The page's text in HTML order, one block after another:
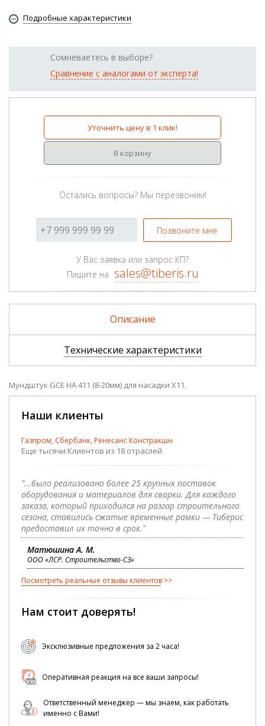
Подробные характеристики
Сомневаетесь в выборе?
Сравнение с аналогами от эксперта!
Уточнить цену в 1 клик!
В корзину
Остались вопросы? Мы перезвоним!
Позвоните мне
У Вас заявка или запрос КП?
Пишите на sales@tiberis.ru
Описание
Технические характеристики
Мундштук GCE HA 411 (8-20мм) для насадки X11.
Наши клиенты
Газпром, Сбербанк, Ренесанс Констракшн
Еще тысячи Клиентов из 18 отраслей
"...было реализовано более 25 крупных поставок
оборудования и материалов для сварки. Для каждого
заказа, который приходился на разгар строительного
сезона, ставились сжатые временные рамки — Тиберис
предоставил их точно в срок."
Матюшина А. М.
ООО «ЛСР. Строительство-СЗ»
Посмотреть реальные отзывы клиентов
Нам стоит доверять!
Эксклюзивные предложения за 2 часа!
Оперативная реакция на все ваши запросы!
Ответственный менеджер — мы знаем, как работать
именно с Вами!